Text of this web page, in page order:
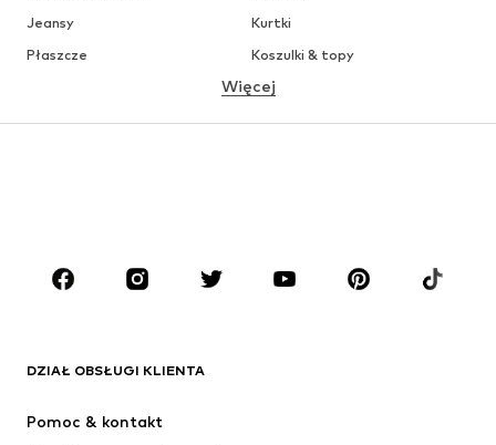
Jeansy
Kurtki
Płaszcze
Koszulki & topy
Bielizna
Akcesoria
Premium
Nowości
Więcej
DZIAŁ OBSŁUGI KLIENTA
Pomoc & kontakt